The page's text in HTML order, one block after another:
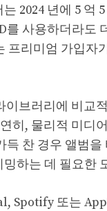
2024 년에 5 억
사용하더라도
리미엄 가입자
브러리에 비교
히, 물리적 미디
찬 경우 앨범
하는 데 필요한
Spotify 또는